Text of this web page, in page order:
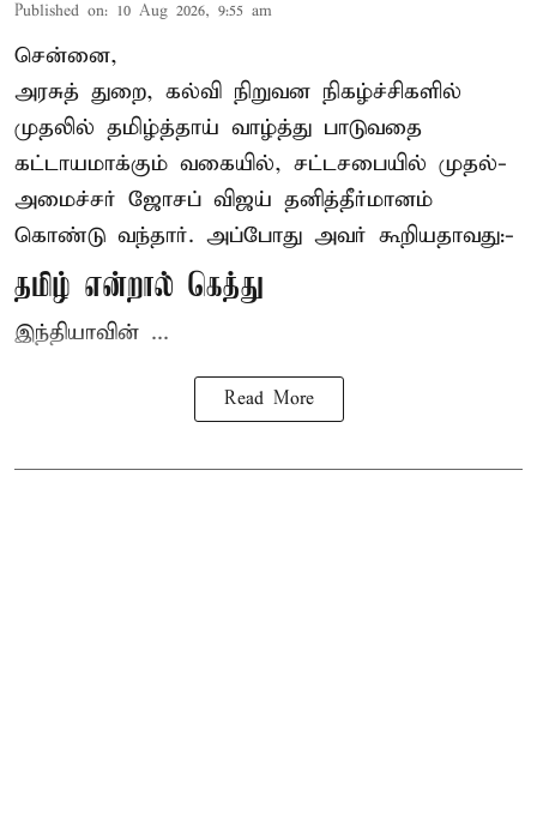
Published on: 10 Aug 2026, 9:55 am
சென்னை,
அரசுத் துறை, கல்வி நிறுவன நிகழ்ச்சிகளில்
முதலில் தமிழ்த்தாய் வாழ்த்து பாடுவதை
கட்டாயமாக்கும் வகையில், சட்டசபையில் முதல்-
அமைச்சர் ஜோசப் விஜய் தனித்தீர்மானம்
கொண்டு வந்தார். அப்போது அவர் கூறியதாவது:-
தமிழ் என்றால் கெத்து
இந்தியாவின் ...
Read More